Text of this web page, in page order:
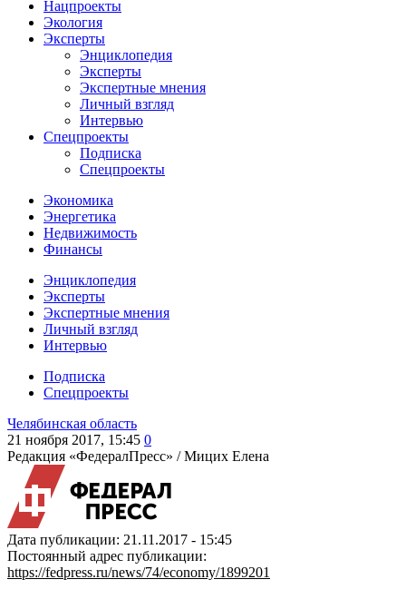
Нацпроекты
Экология
Эксперты
Энциклопедия
Эксперты
Экспертные мнения
Личный взгляд
Интервью
Спецпроекты
Подписка
Спецпроекты
Экономика
Энергетика
Недвижимость
Финансы
Энциклопедия
Эксперты
Экспертные мнения
Личный взгляд
Интервью
Подписка
Спецпроекты
Челябинская область
21 ноября 2017, 15:45 0
Редакция «ФедералПресс» /Мицих Елена
Дата публикации: 21.11.2017 - 15:45
Постоянный адрес публикации:
https://fedpress.ru/news/74/economy/1899201